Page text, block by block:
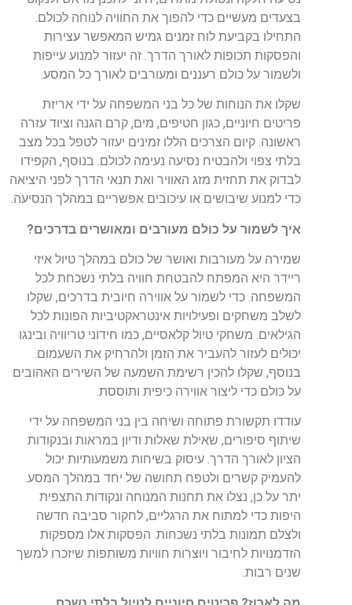
בצעדים מעשיים כדי להפוך את החוויה לנוחה לכולם
התחילו בקביעת לוח זמנים גמיש המאפשר עצירות
והפסקות תכופות לאורך הדרך זה יעזור למנוע עייפות
ולשמור על כולם רעננים ומעורבים לאורך כל המסע
שקלו את הנוחות של כל בני המשפחה על ידי אריזת
פריטים חיוניים, כגון חטיפים, מים, קרם הגנה וציוד עזרה
ראשונה. קיום הצרכים הללו זמינים יעזור לטפל בכל מצב
בלתי צפוי ולהבטיח נסיעה נעימה לכולם. בנוסף, הקפידו
לבדוק את תחזית מזג האוויר ואת תנאי הדרך לפני היציאה
כדי למנוע שיבושים או עיכובים אפשריים במהלך הנסיעה.
איך לשמור על כולם מעורבים ומאושרים בדרכים?
שמירה על מעורבות ואושר של כולם במהלך טיול איזי
ריידר היא המפתח להבטחת חוויה בלתי נשכחת לכל
המשפחה. כדי לשמור על אווירה חיובית בדרכים, שקלו
לשלב משחקים ופעילויות אינטראקטיביות הפונות לכל
הגילאים. משחקי טיול קלאסיים, כמו חידוני טריוויה ובינגו
יכולים לעזור להעביר את הזמן ולהרחיק את השעמום.
בנוסף, שקלו להכין רשימת השמעה של השירים האהובים
על כולם כדי ליצור אווירה כיפית ותוססת.
עודדו תקשורת פתוחה ושיחה בין בני המשפחה על ידי
שיתוף סיפורים, שאילת שאלות ודיון במראות ובנקודות
הציון לאורך הדרך. עיסוק בשיחות משמעותיות יכול
להעמיק קשרים ולטפח תחושה של יחד במהלך המסע.
יתר על כן, נצלו את תחנות המנוחה ונקודות התצפית
היפות כדי למתוח את הרגליים, לחקור סביבה חדשה
ולצלם תמונות בלתי נשכחות. הפסקות אלו מספקות
הזדמנויות לחיבור ויוצרות חוויות משותפות שיזכרו למשך
שנים רבות.